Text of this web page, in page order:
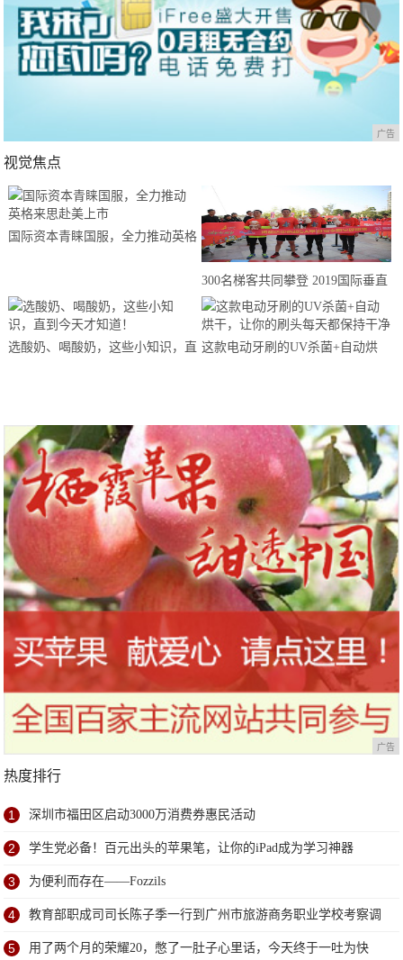
广告
视觉焦点
国际资本青睐国服，全力推动英格
300名梯客共同攀登 2019国际垂直
马拉松超级精英赛顺德海骏达中心
站欢乐开跑
选酸奶、喝酸奶，这些小知识，直 这款电动牙刷的UV杀菌+自动烘
广告
热度排行
1 深圳市福田区启动3000万消费券惠民活动
2 学生党必备！百元出头的苹果笔，让你的iPad成为学习神器
3 为便利而存在——Fozzils
4 教育部职成司司长陈子季一行到广州市旅游商务职业学校考察调
研
5 用了两个月的荣耀20，憋了一肚子心里话，今天终于一吐为快